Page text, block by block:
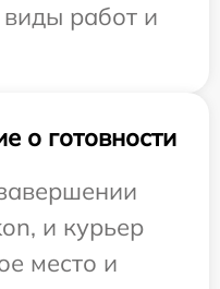
работ и
о готовности
и курьер
место и